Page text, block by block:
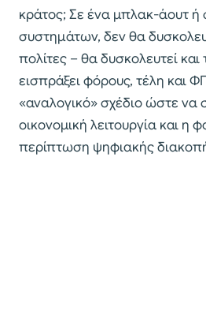
κράτος; Σε ένα μπλακ-άουτ ή
συστημάτων, δεν θα
πολίτες – θα δυσκολευτεί
εισπράξει φόρους, τέλη και
«αναλογικό» σχέδιο ώστε να
οικονομική λειτουργία και η
περίπτωση ψηφιακής